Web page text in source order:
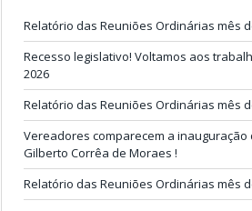
Relatório das Reuniões Ordinárias mês
Recesso legislativo! Voltamos aos
2026
Relatório das Reuniões Ordinárias mês
Vereadores comparecem a inauguração
Gilberto Corrêa de Moraes !
Relatório das Reuniões Ordinárias mês